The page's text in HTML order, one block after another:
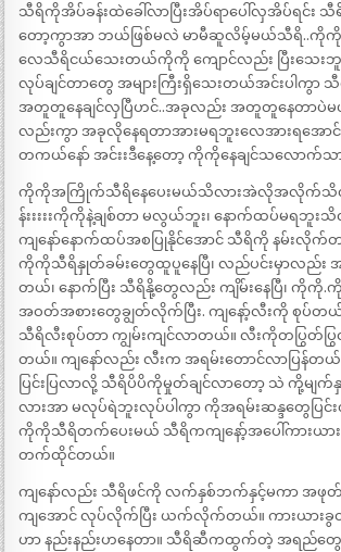
သီရိကိုအိပ်ခန်းထဲခေါ်လာပြီးအိပ်ရာပေါ်လှအိပ်ရင်း သီ
တော့ကွာအာ ဘယ်ဖြစ်မလဲ မာမီဆူလိမ့်မယ်သီရိ..
လေသီရိငယ်သေးတယ်ကိုကို ကျောင်လည်း ပြီးသေးဘူး
လုပ်ချင်တာတွေ အများကြီးရှိသေးတယ်အင်းပါကွ
အတူတူနေချင်လှပြီဟင်..အခုလည်း အတူတူနေတာပဲမ
လည်းကွာ အခုလိုနေရတာအားမရဘူးလေအားရအော
တကယ်နော် အင်းးဒီနေ့တော့ ကိုကိုနေချင်သလောက်သာ
ကိုကိုအကြိုက်သီရိနေပေးမယ်သိလားအဲလိုအလိုက်သိ
န်းးးးးကိုကိုနဲ့ချစ်တာ မလွယ်ဘူး၊ နောက်ထပ်မရဘူ
ကျနော်နောက်ထပ်အစပြုနိုင်အောင် သီရိကို နမ်းလိုက်
ကိုကိုသီရိနှုတ်ခမ်းတွေထူပူနေပြီ၊ လည်ပင်းမှာလည်
တယ်၊ နောက်ပြီး သီရိနို့တွေလည်း ကျိမ်းနေပြီ၊ ကိုကို
အဝတ်အစားတွေချွတ်လိုက်ပြီး. ကျနော့်လီးကို စုပ်တယ်။
သီရိလီးစုပ်တာ ကျွမ်းကျင်လာတယ်။ လီးကိုတပြွတ်ပြွတ်
တယ်။ ကျနော်လည်း လီးက အရမ်းတောင်လာပြန်
ပြင်းပြလာလို့ သီရိပိပိကိုမှုတ်ချင်လာတော့ သဲ ကို့မျက်
လားအာ မလုပ်ရဲဘူးလုပ်ပါကွာ ကိုအရမ်းဆန္ဒတွေပြင်
ကိုကိုသီရိတက်ပေးမယ် သီရိကကျနော့်အပေါ်ကားယားခွ
တက်ထိုင်တယ်။
ကျနော်လည်း သီရိဖင်ကို လက်နှစ်ဘက်နှင့်မကာ အဖုတ်ကို
ကျအောင် လုပ်လိုက်ပြီး ယက်လိုက်တယ်။ ကားယားခွ
ဟာ နည်းနည်းဟနေတာ။ သီရိဆီကထွက်တဲ့ အရည်တွေပ